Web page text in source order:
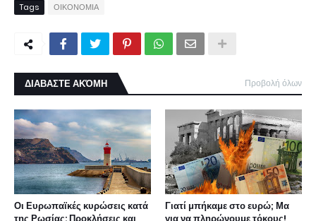
Tags ΟΙΚΟΝΟΜΙΑ
ΔΙΑΒΑΣΤΕ ΑΚΌΜΗ Προβολή όλων
Οι Ευρωπαϊκές κυρώσεις κατά
Γιατί μπήκαμε στο ευρώ; Μα